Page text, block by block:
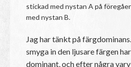
stickad med nystan A på
med nystan B.
Jag har tänkt på
smyga in den ljusare färgen
dominant, och efter några